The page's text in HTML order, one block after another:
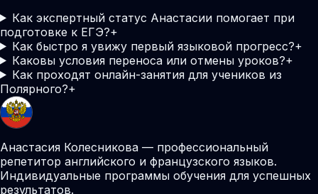
Как экспертный статус Анастасии помогает при
подготовке к ЕГЭ?+
Как быстро я увижу первый языковой прогресс?+
Каковы условия переноса или отмены уроков?+
Как проходят онлайн-занятия для учеников из
Полярного?+
Анастасия Колесникова — профессиональный
репетитор английского и французского языков.
Индивидуальные программы обучения для успешных
результатов.